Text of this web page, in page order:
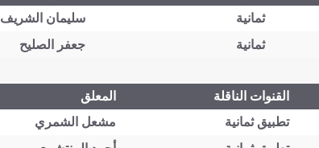
ثمانية
سليمان الشريف
ثمانية
جعفر الصليح
القنوات الناقلة
المعلق
تطبيق ثمانية
مشعل الشمري